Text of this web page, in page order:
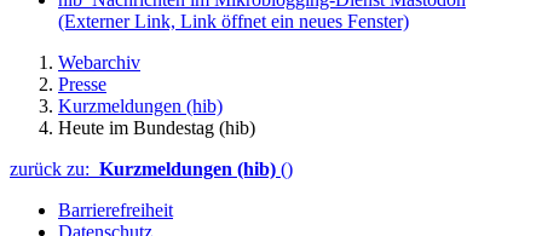
(Externer Link, Link öffnet ein neues Fenster)
Webarchiv
Presse
Kurzmeldungen (hib)
Heute im Bundestag (hib)
zurück zu: Kurzmeldungen (hib) ()
Barrierefreiheit